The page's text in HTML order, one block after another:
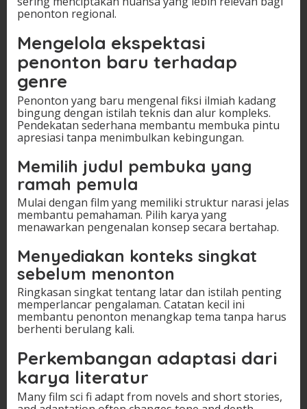
penonton regional.
Mengelola ekspektasi
penonton baru terhadap
genre
Penonton yang baru mengenal fiksi ilmiah kadang
bingung dengan istilah teknis dan alur kompleks.
Pendekatan sederhana membantu membuka pintu
apresiasi tanpa menimbulkan kebingungan.
Memilih judul pembuka yang
ramah pemula
Mulai dengan film yang memiliki struktur narasi jelas
membantu pemahaman. Pilih karya yang
menawarkan pengenalan konsep secara bertahap.
Menyediakan konteks singkat
sebelum menonton
Ringkasan singkat tentang latar dan istilah penting
memperlancar pengalaman. Catatan kecil ini
membantu penonton menangkap tema tanpa harus
berhenti berulang kali.
Perkembangan adaptasi dari
karya literatur
Many film sci fi adapt from novels and short stories,